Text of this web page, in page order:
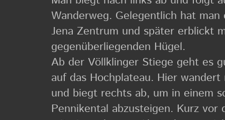
Wanderweg. Gelegentlich hat
Jena Zentrum und später erblickt
gegenüberliegenden Hügel.
Ab der Völlklinger Stiege geht es
auf das Hochplateau. Hier
und biegt rechts ab, um in einem
Pennikental abzusteigen. Kurz vor